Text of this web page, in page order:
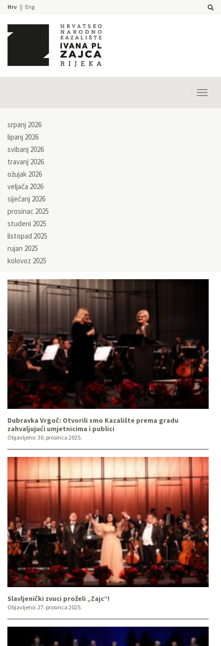
Hrv Eng
srpanj 2026
lipanj 2026
svibanj 2026
travanj 2026
ožujak 2026
veljača 2026
siječanj 2026
prosinac 2025
studeni 2025
listopad 2025
rujan 2025
kolovoz 2025
Dubravka Vrgoč: Otvorili smo Kazalište prema gradu
zahvaljujući umjetnicima i publici
Objavljeno: 30. prosinca 2025.
Slavljenički zvuci proželi „Zajc“!
Objavljeno: 27. prosinca 2025.